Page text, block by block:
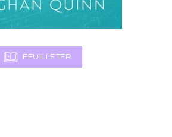
FEUILLETER